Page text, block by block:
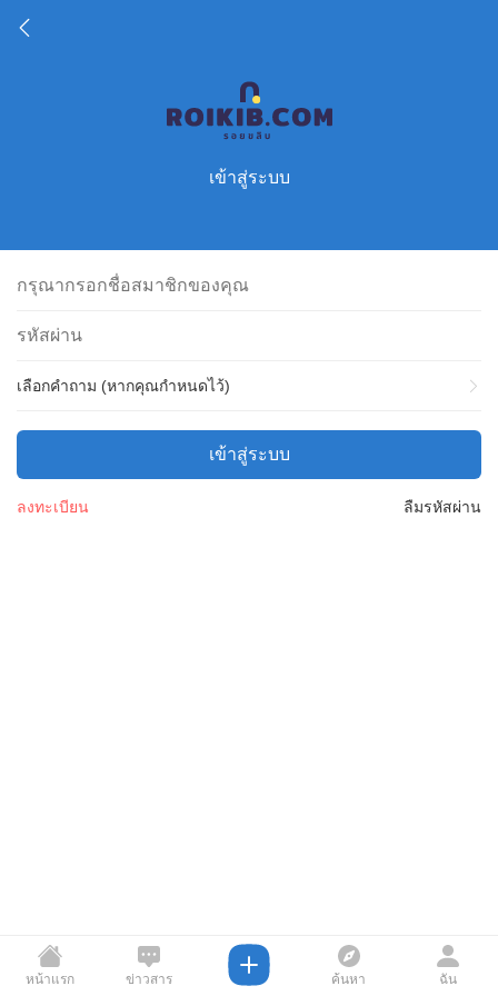
เข้าสู่ระบบ
เลือกคำถาม (หากคุณกำหนดไว้)
เข้าสู่ระบบ
ลืมรหัสผ่าน
ลงทะเบียน
หน้าแรก ข่าวสาร ค้นหา ฉัน